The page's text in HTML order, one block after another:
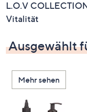
Pfeiltasten
nach
und
nach
oder
wischen
L.O.V
Vitalität
Ausgewählt
Mehr sehen